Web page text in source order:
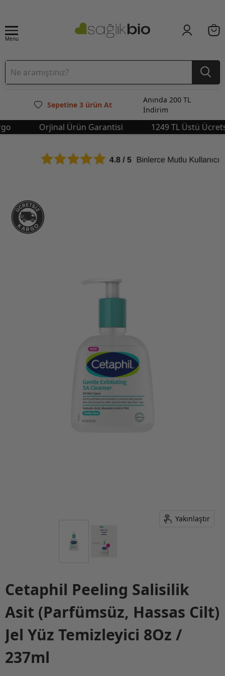
Menu
Sepetine 3 ürün At
Anında 200 TL
İndirim
Orjinal Ürün Garantisi 1249 TL Üstü Ücretsiz
Yakınlaştır
Cetaphil Peeling Salisilik
Asit (Parfümsüz, Hassas Cilt)
Jel Yüz Temizleyici 8Oz /
237ml